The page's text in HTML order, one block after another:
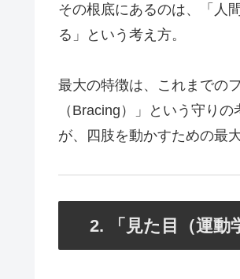
その根底にあるのは、「人
る」という考え方。
最大の特徴は、これまでの
（Bracing）」という守り
が、四肢を動かすための最
2. 「見た目（運動